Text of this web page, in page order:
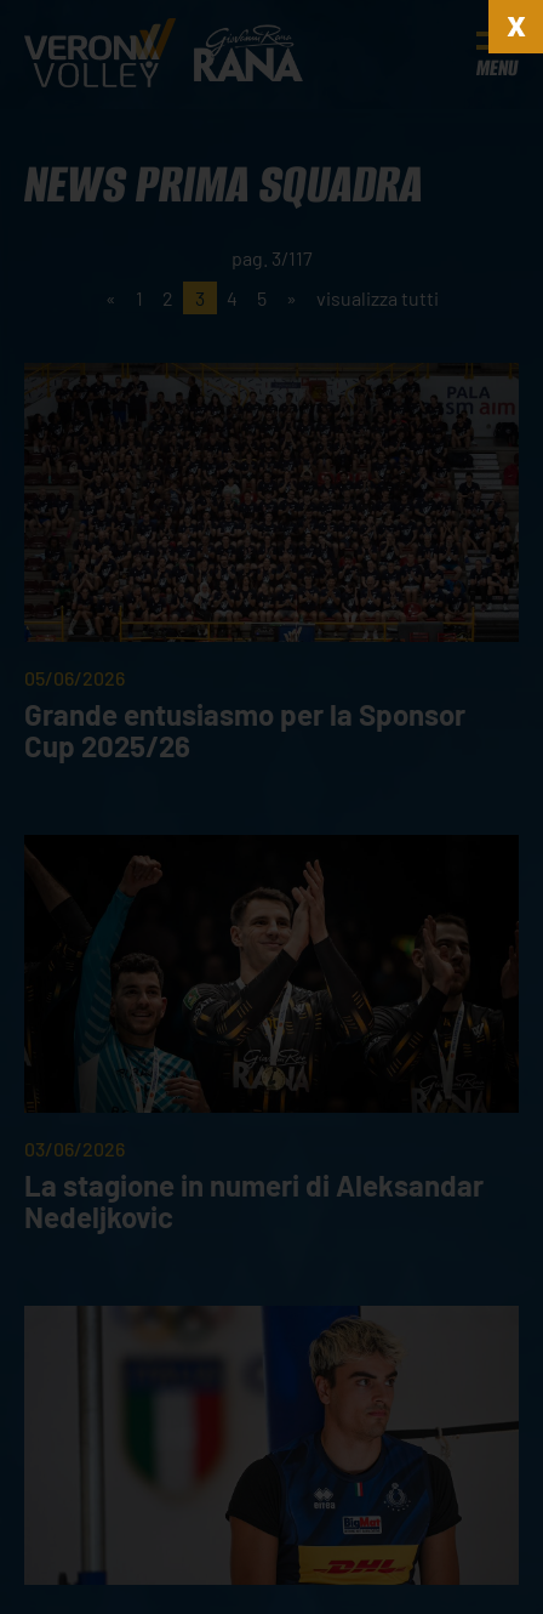
MENU
NEWS PRIMA SQUADRA
pag. 3/117
«
1 2 3 4 5 » visualizza tutti
05/06/2026
Grande entusiasmo per la Sponsor
Cup 2025/26
03/06/2026
La stagione in numeri di Aleksandar
Nedeljkovic